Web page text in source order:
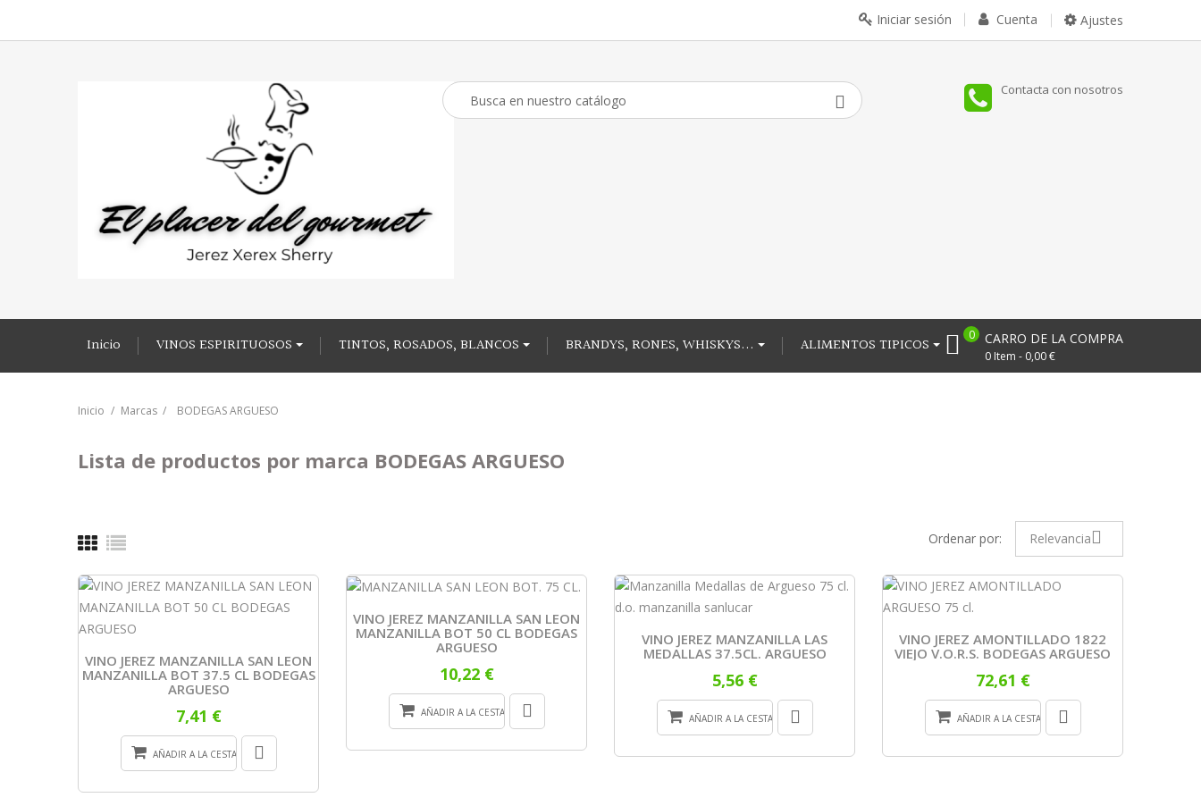
Ajustes
Cuenta
Iniciar sesión
Contacta con nosotros
CARRO DE LA COMPRA
0 Item - 0,00 €
0
Inicio VINOS ESPIRITUOSOS TINTOS, ROSADOS, BLANCOS BRANDYS, RONES, WHISKYS... ALIMENTOS TIPICOS
Inicio Marcas BODEGAS ARGUESO
Lista de productos por marca BODEGAS ARGUESO
Ordenar por: Relevancia
VINO JEREZ MANZANILLA SAN LEON
MANZANILLA BOT 37.5 CL BODEGAS
ARGUESO
7,41 €
AÑADIR A LA CESTA
VINO JEREZ MANZANILLA SAN LEON
MANZANILLA BOT 50 CL BODEGAS
ARGUESO
10,22 €
AÑADIR A LA CESTA
VINO JEREZ MANZANILLA LAS
MEDALLAS 37.5CL. ARGUESO
5,56 €
AÑADIR A LA CESTA
VINO JEREZ AMONTILLADO 1822
VIEJO V.O.R.S. BODEGAS ARGUESO
72,61 €
AÑADIR A LA CESTA